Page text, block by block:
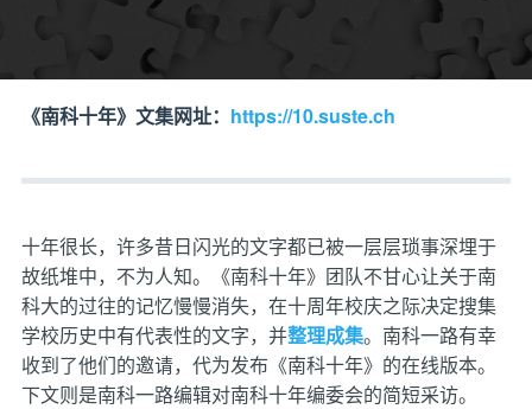
《南科十年》文集网址： https://10.suste.ch
十年很长，许多昔日闪光的文字都已被一层层琐事深埋于
故纸堆中，不为人知。《南科十年》团队不甘心让关于南
科大的过往的记忆慢慢消失，在十周年校庆之际决定搜集
学校历史中有代表性的文字，并整理成集。南科一路有幸
收到了他们的邀请，代为发布《南科十年》的在线版本。
下文则是南科一路编辑对南科十年编委会的简短采访。